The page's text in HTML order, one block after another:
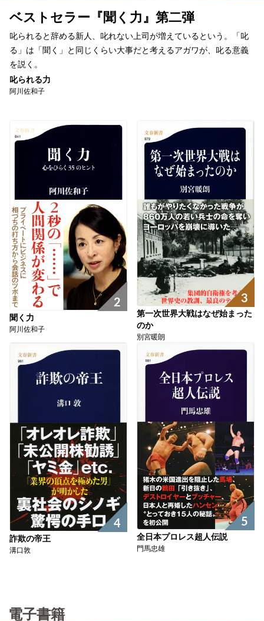
ベストセラー『聞く力』第二弾
叱られると辞める新人、叱れない上司が増えているという。「叱
る」は「聞く」と同じくらい大事だと考えるアガワが、叱る意義
を説く。
叱られる力
阿川佐和子
2
聞く力
阿川佐和子
3
第一次世界大戦はなぜ始まった
のか
別宮暖朗
4
詐欺の帝王
溝口敦
5
全日本プロレス超人伝説
門馬忠雄
電子書籍